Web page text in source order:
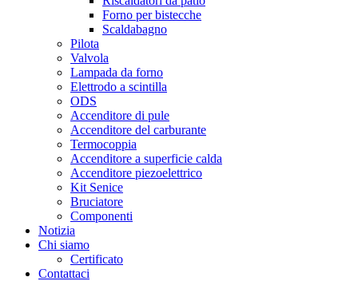
Forno per bistecche
Scaldabagno
Pilota
Valvola
Lampada da forno
Elettrodo a scintilla
ODS
Accenditore di pule
Accenditore del carburante
Termocoppia
Accenditore a superficie calda
Accenditore piezoelettrico
Kit Senice
Bruciatore
Componenti
Notizia
Chi siamo
Certificato
Contattaci